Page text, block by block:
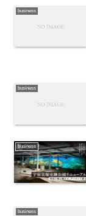
business
business
business
business